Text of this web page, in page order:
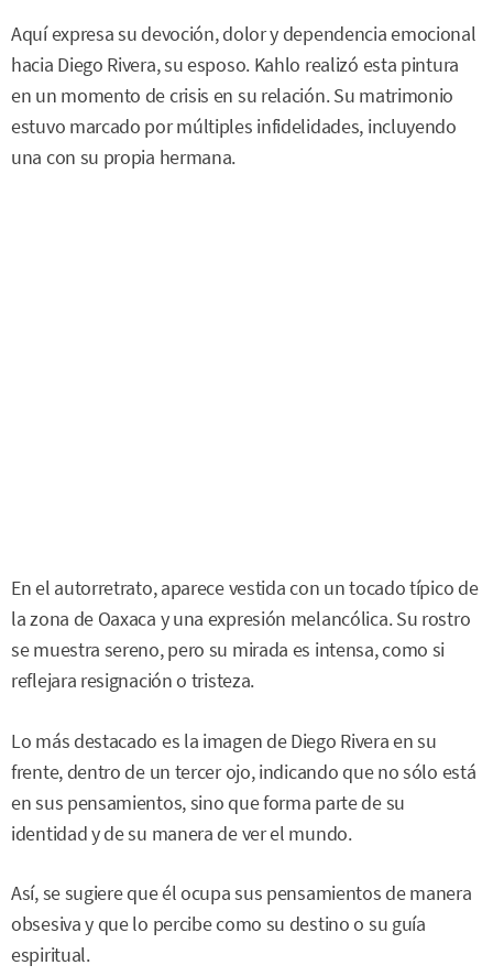
Aquí expresa su devoción, dolor y dependencia emocional
hacia Diego Rivera, su esposo. Kahlo realizó esta pintura
en un momento de crisis en su relación. Su matrimonio
estuvo marcado por múltiples infidelidades, incluyendo
una con su propia hermana.
En el autorretrato, aparece vestida con un tocado típico de
la zona de Oaxaca y una expresión melancólica. Su rostro
se muestra sereno, pero su mirada es intensa, como si
reflejara resignación o tristeza.
Lo más destacado es la imagen de Diego Rivera en su
frente, dentro de un tercer ojo, indicando que no sólo está
en sus pensamientos, sino que forma parte de su
identidad y de su manera de ver el mundo.
Así, se sugiere que él ocupa sus pensamientos de manera
obsesiva y que lo percibe como su destino o su guía
espiritual.